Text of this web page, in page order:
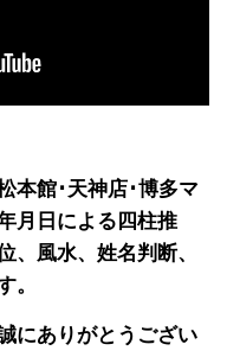
本館･天神店･博多マ
月日による四柱推
、風水、姓名判断、
。
にありがとうござい